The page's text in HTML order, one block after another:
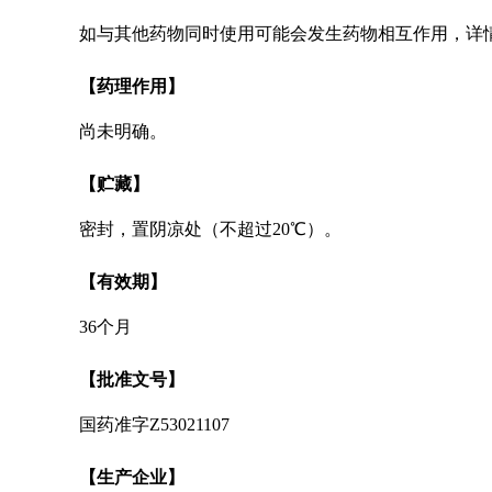
如与其他药物同时使用可能会发生药物相互作用，详
【药理作用】
尚未明确。
【贮藏】
密封，置阴凉处（不超过20℃）。
【有效期】
36个月
【批准文号】
国药准字Z53021107
【生产企业】